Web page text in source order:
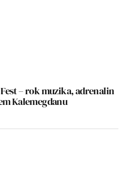
– rok muzika, adrenalin
Kalemegdanu